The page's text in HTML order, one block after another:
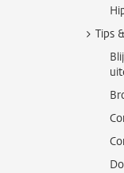
Tips